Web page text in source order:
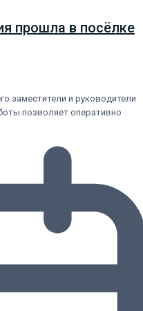
прошла в посёлке
заместители и руководители
позволяет оперативно